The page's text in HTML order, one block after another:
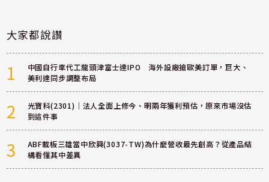
大家都說讚
1
中國自行車代工龍頭津富士達IPO 海外設廠搶歐美訂單，巨大、
美利達同步調整布局
2
光寶科(2301)｜法人全面上修今、明兩年獲利預估，原來市場沒估
到這件事
3
ABF載板三雄當中欣興(3037-TW)為什麼營收最先創高？從產品結
構看懂其中差異